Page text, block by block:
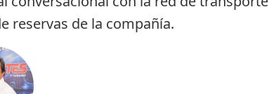
reservas de la compañía.